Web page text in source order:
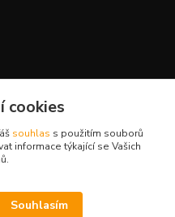
cookies
souhlas s použitím souborů
informace týkající se Vašich
Souhlasím